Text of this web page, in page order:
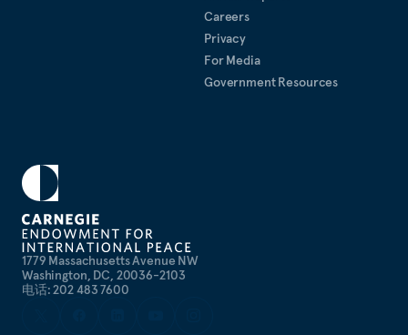
1779 Massachusetts Avenue NW
Washington, DC, 20036-2103
电话: 202 483 7600
Careers
Privacy
For Media
Government Resources